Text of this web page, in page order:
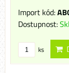
Import kód:
Dostupnost:
ks